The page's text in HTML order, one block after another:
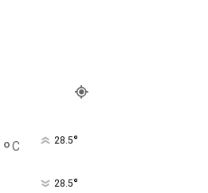
°C 28.5°
28.5°